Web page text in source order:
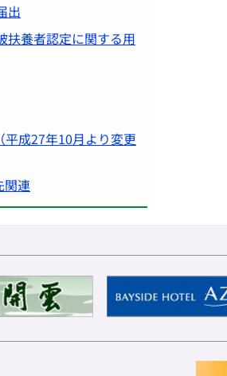
出
扶養者認定に関する用
平成27年10月より変更
関連